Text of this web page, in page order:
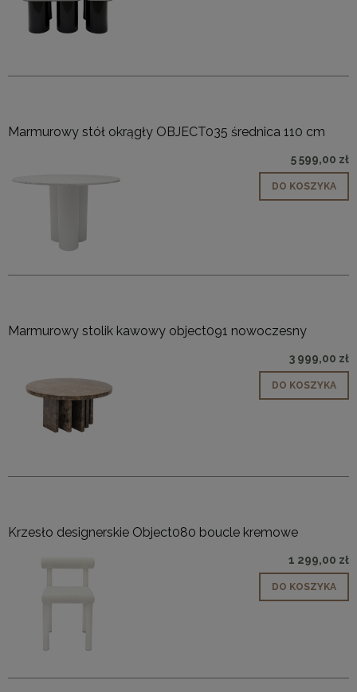
Marmurowy stół okrągły OBJECT035 średnica 110 cm
5 599,00 zł
DO KOSZYKA
Marmurowy stolik kawowy object091 nowoczesny
3 999,00 zł
DO KOSZYKA
Krzesło designerskie Object080 boucle kremowe
1 299,00 zł
DO KOSZYKA